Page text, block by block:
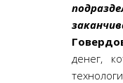
денег,